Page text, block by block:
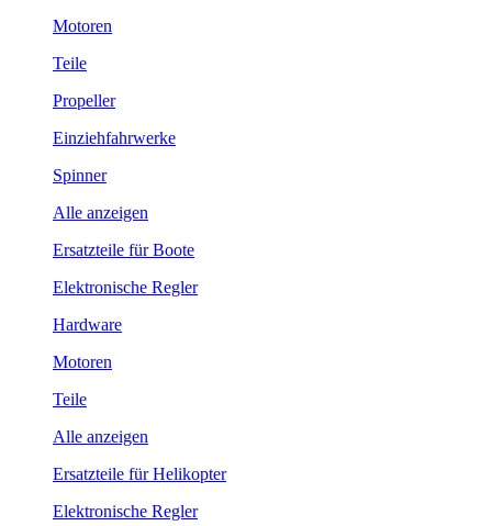
Motoren
Teile
Propeller
Einziehfahrwerke
Spinner
Alle anzeigen
Ersatzteile für Boote
Elektronische Regler
Hardware
Motoren
Teile
Alle anzeigen
Ersatzteile für Helikopter
Elektronische Regler